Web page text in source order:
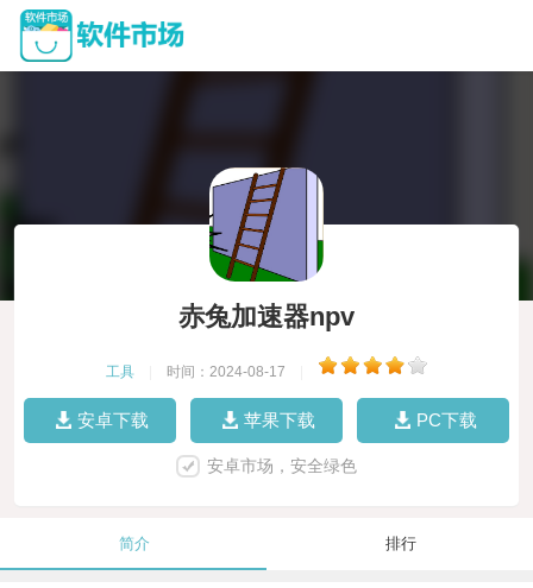
赤兔加速器npv
工具 时间：2024-08-17
安卓下载 苹果下载 PC下载
安卓市场，安全绿色
简介 排行